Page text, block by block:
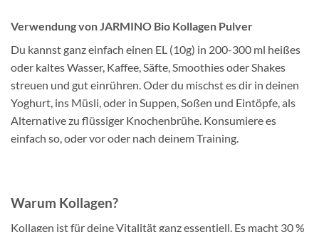
Verwendung von JARMINO Bio Kollagen Pulver
Du kannst ganz einfach einen EL (10g) in 200-300 ml heißes
oder kaltes Wasser, Kaffee, Säfte, Smoothies oder Shakes
streuen und gut einrühren. Oder du mischst es dir in deinen
Yoghurt, ins Müsli, oder in Suppen, Soßen und Eintöpfe, als
Alternative zu flüssiger Knochenbrühe. Konsumiere es
einfach so, oder vor oder nach deinem Training.
Warum Kollagen?
Kollagen ist für deine Vitalität ganz essentiell. Es macht 30 %